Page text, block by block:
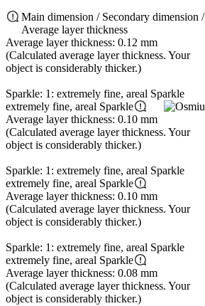
Main dimension / Secondary dimension /
Average layer thickness
Average layer thickness: 0.12 mm
(Calculated average layer thickness. Your
object is considerably thicker.)
Sparkle: 1: extremely fine, areal Sparkle
extremely fine, areal Sparkle
Average layer thickness: 0.10 mm
(Calculated average layer thickness. Your
object is considerably thicker.)
Sparkle: 1: extremely fine, areal Sparkle
extremely fine, areal Sparkle
Average layer thickness: 0.10 mm
(Calculated average layer thickness. Your
object is considerably thicker.)
Sparkle: 1: extremely fine, areal Sparkle
extremely fine, areal Sparkle
Average layer thickness: 0.08 mm
(Calculated average layer thickness. Your
object is considerably thicker.)